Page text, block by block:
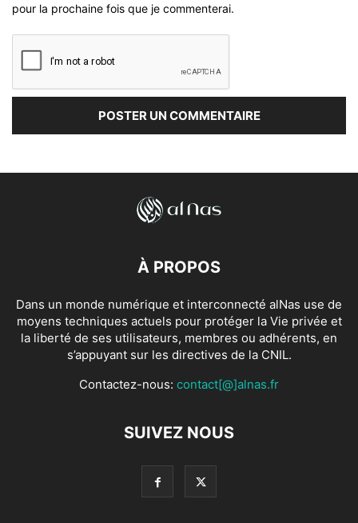
pour la prochaine fois que je commenterai.
À PROPOS
Dans un monde numérique et interconnecté alNas use de
moyens techniques actuels pour protéger la Vie privée et
la liberté de ses utilisateurs, membres ou adhérents, en
s’appuyant sur les directives de la CNIL.
Contactez-nous: contact[@]alnas.fr
SUIVEZ NOUS